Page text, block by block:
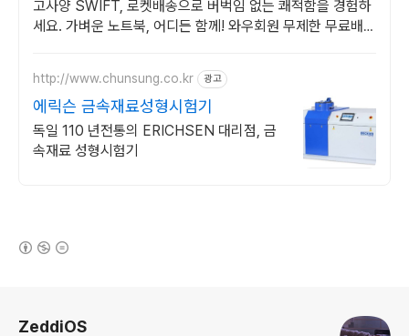
고사양 SWIFT, 로켓배송으로 버벅임 없는 쾌적함을 경험하
세요. 가벼운 노트북, 어디든 함께! 와우회원 무제한 무료배송
http://www.chunsung.co.kr 광고
에릭슨 금속재료성형시험기
독일 110 년전통의 ERICHSEN 대리점, 금
속재료 성형시험기
ZeddiOS